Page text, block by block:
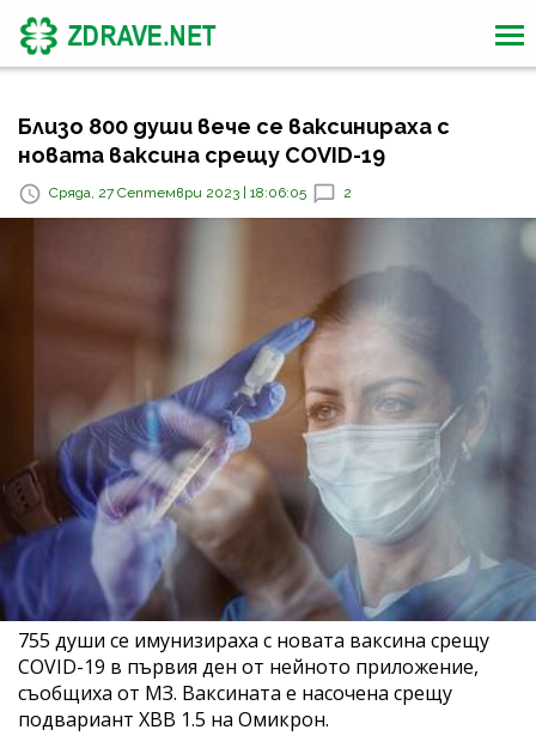
Близо 800 души вече се ваксинираха с
новата ваксина срещу COVID-19
Сряда, 27 Септември 2023 | 18:06:05 2
755 души се имунизираха с новата ваксина срещу
COVID-19 в първия ден от нейното приложение,
съобщиха от МЗ. Ваксината е насочена срещу
подвариант XBB 1.5 на Омикрон.